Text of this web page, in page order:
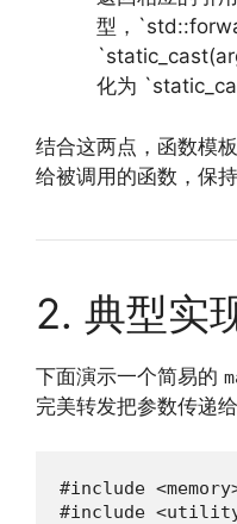
型，
化为
结合这两点，函数模
给被调用的函数，保
2. 典型实
下面演示一个简易的
完美转发把参数传递
#include
#include